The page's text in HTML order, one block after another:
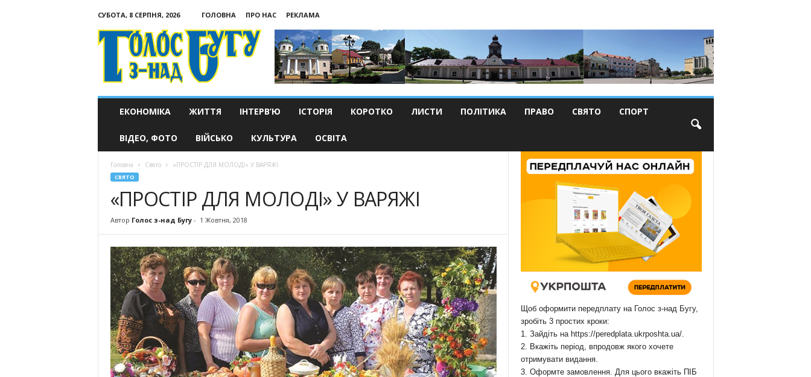
СУБОТА, 8 СЕРПНЯ, 2026 ГОЛОВНА ПРО НАС
РЕКЛАМА
Голос
з-
ЕКОНОМІКА ЖИТТЯ ІНТЕРВ’Ю ІСТОРІЯ КОРОТКО ЛИСТИ ПОЛІТИКА ПРАВО СВЯТО СПОРТ
ВІДЕО, ФОТО ВІЙСЬКО КУЛЬТУРА ОСВІТА
Головна Свято «ПРОСТІР ДЛЯ МОЛОДІ» У ВАРЯЖІ
СВЯТО
«ПРОСТІР ДЛЯ МОЛОДІ» У ВАРЯЖІ
Автор Голос з-над Бугу- 1 Жовтня, 2018
Щоб оформити передплату на Голос з-над Бугу,
зробіть 3 простих кроки:
1. Зайдіть на https://peredplata.ukrposhta.ua/.
2. Вкажіть період, впродовж якого хочете
отримувати видання.
3. Оформте замовлення. Для цього вкажіть ПІБ